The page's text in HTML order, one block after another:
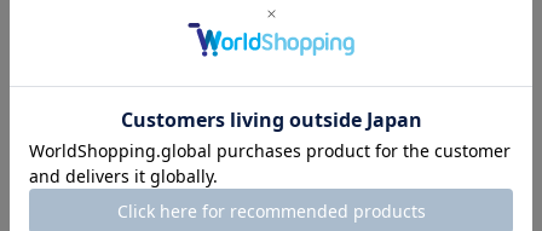
ロアロア 身長170cm 体型普通
カラー：ダークグレー
サイズ：11号
背が高い私でも足首まで長さがあるのが嬉しいです。ウエスト